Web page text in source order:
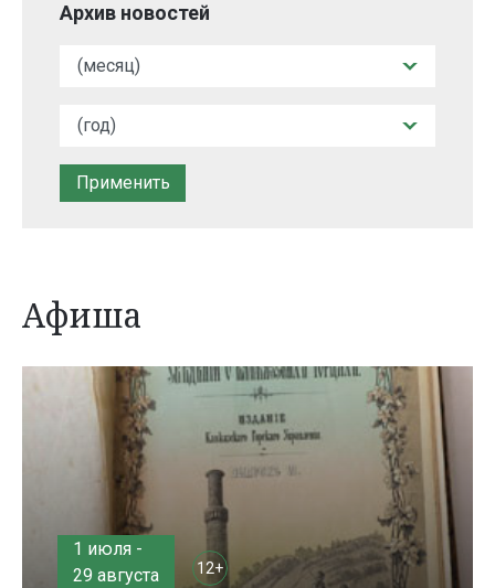
Архив новостей
Афиша
1 июля -
29 августа
12+